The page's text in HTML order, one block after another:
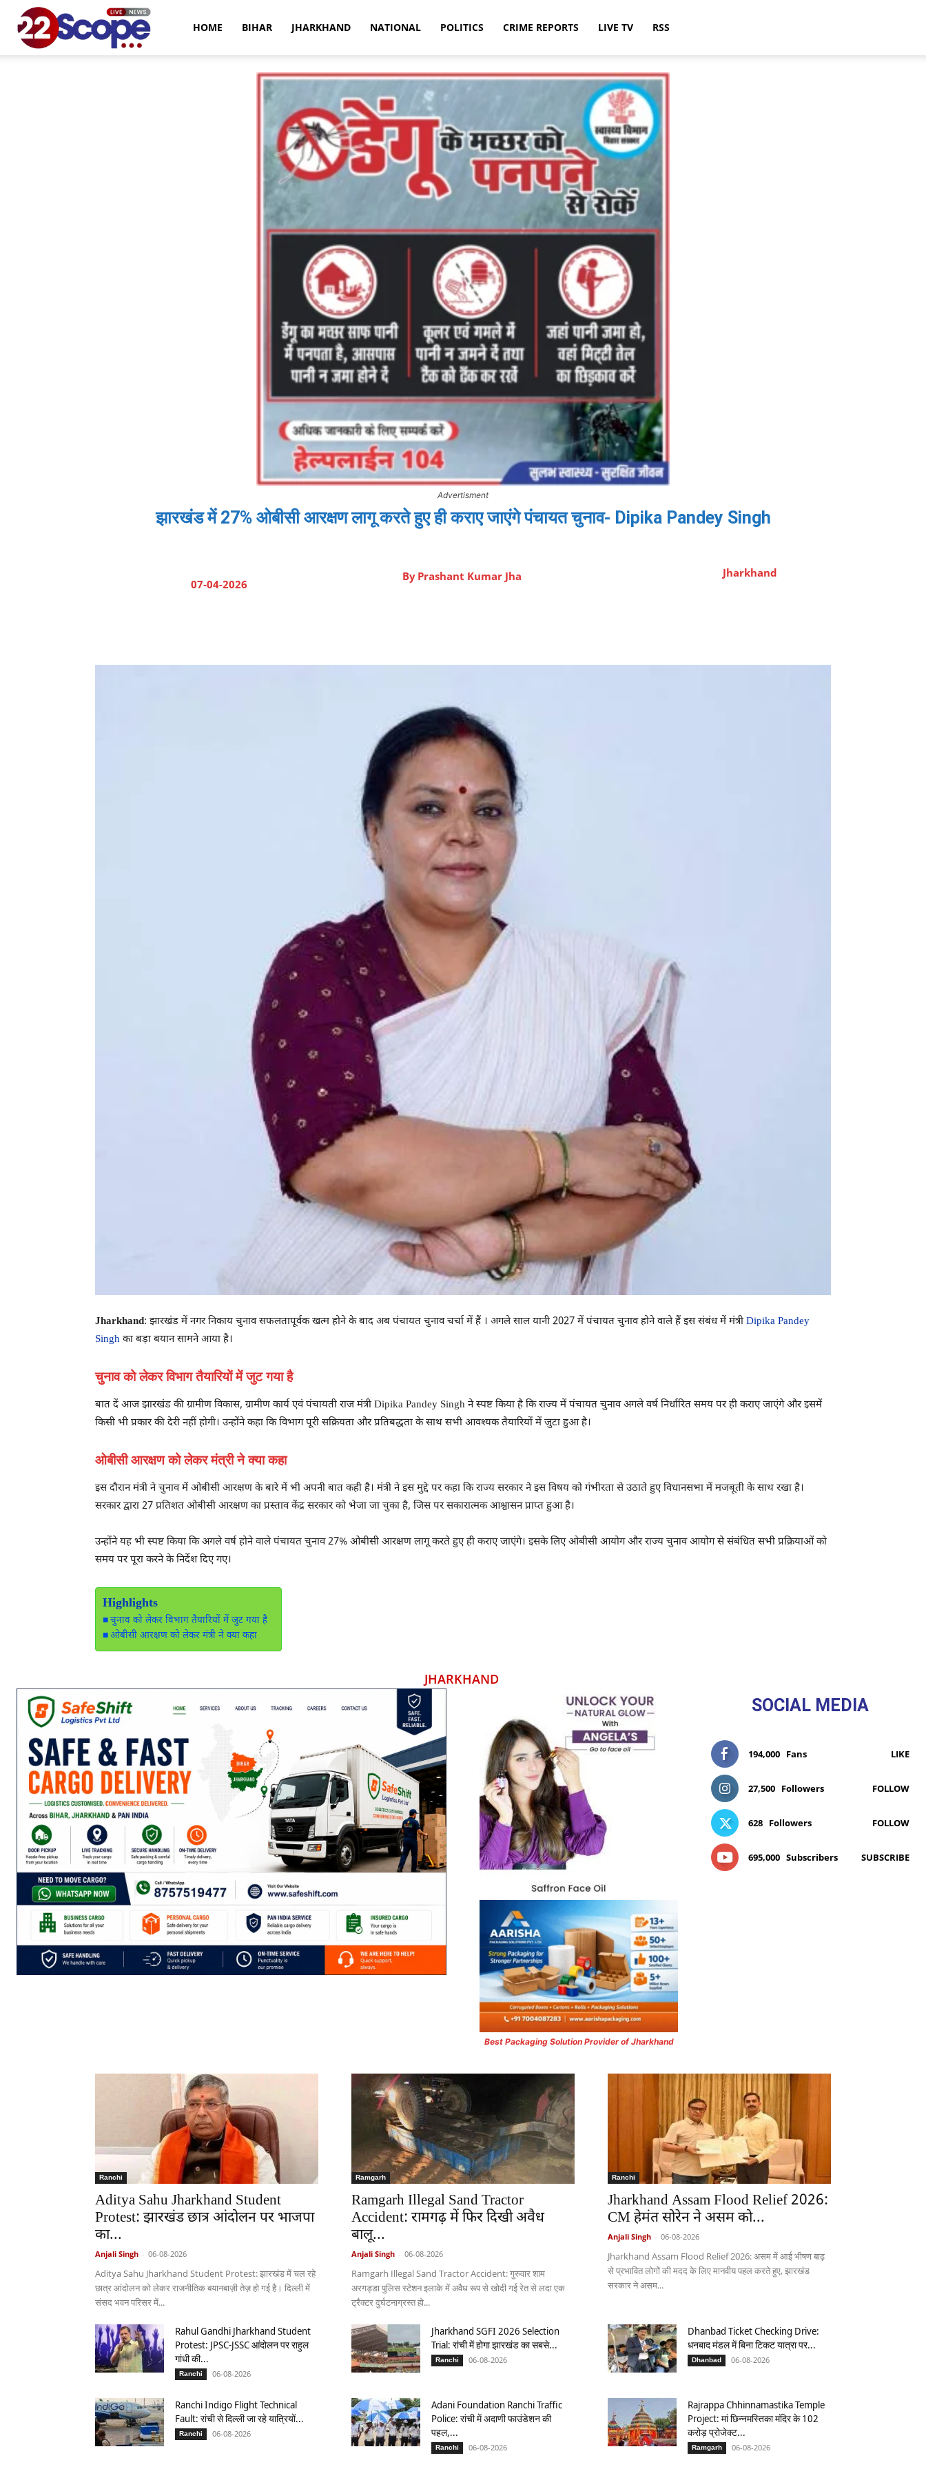
HOME BIHAR JHARKHAND NATIONAL POLITICS CRIME REPORTS LIVE TV RSS
Advertisment
झारखंड में 27% ओबीसी आरक्षण लागू करते हुए ही कराए जाएंगे पंचायत चुनाव- Dipika Pandey Singh
07-04-2026
By Prashant Kumar Jha Jharkhand
Jharkhand: झारखंड में नगर निकाय चुनाव सफलतापूर्वक खत्म होने के बाद अब पंचायत चुनाव चर्चा में हैं । अगले साल यानी 2027 में पंचायत चुनाव होने वाले हैं इस संबंध में मंत्री Dipika Pandey
Singh का बड़ा बयान सामने आया है।
चुनाव को लेकर विभाग तैयारियों में जुट गया है
बात दें आज झारखंड की ग्रामीण विकास, ग्रामीण कार्य एवं पंचायती राज मंत्री Dipika Pandey Singh ने स्पष्ट किया है कि राज्य में पंचायत चुनाव अगले वर्ष निर्धारित समय पर ही कराए जाएंगे और इसमें
किसी भी प्रकार की देरी नहीं होगी। उन्होंने कहा कि विभाग पूरी सक्रियता और प्रतिबद्धता के साथ सभी आवश्यक तैयारियों में जुटा हुआ है।
ओबीसी आरक्षण को लेकर मंत्री ने क्या कहा
इस दौरान मंत्री ने चुनाव में ओबीसी आरक्षण के बारे में भी अपनी बात कही है। मंत्री ने इस मुद्दे पर कहा कि राज्य सरकार ने इस विषय को गंभीरता से उठाते हुए विधानसभा में मजबूती के साथ रखा है।
सरकार द्वारा 27 प्रतिशत ओबीसी आरक्षण का प्रस्ताव केंद्र सरकार को भेजा जा चुका है, जिस पर सकारात्मक आश्वासन प्राप्त हुआ है।
उन्होंने यह भी स्पष्ट किया कि अगले वर्ष होने वाले पंचायत चुनाव 27% ओबीसी आरक्षण लागू करते हुए ही कराए जाएंगे। इसके लिए ओबीसी आयोग और राज्य चुनाव आयोग से संबंधित सभी प्रक्रियाओं को
समय पर पूरा करने के निर्देश दिए गए।
Highlights
चुनाव को लेकर विभाग तैयारियों में जुट गया है
ओबीसी आरक्षण को लेकर मंत्री ने क्या कहा
JHARKHAND
Best Packaging Solution Provider of Jharkhand
SOCIAL MEDIA
194,000 Fans LIKE
27,500 Followers FOLLOW
628 Followers FOLLOW
695,000 Subscribers SUBSCRIBE
Ranchi
Aditya Sahu Jharkhand Student
Protest: झारखंड छात्र आंदोलन पर भाजपा
का...
Anjali Singh - 06-08-2026
Aditya Sahu Jharkhand Student Protest: झारखंड में चल रहे
छात्र आंदोलन को लेकर राजनीतिक बयानबाज़ी तेज़ हो गई है। दिल्ली में
संसद भवन परिसर में...
Ramgarh
Ramgarh Illegal Sand Tractor
Accident: रामगढ़ में फिर दिखी अवैध
बालू...
Anjali Singh - 06-08-2026
Ramgarh Illegal Sand Tractor Accident: गुरुवार शाम
अरगड्डा पुलिस स्टेशन इलाके में अवैध रूप से खोदी गई रेत से लदा एक
ट्रैक्टर दुर्घटनाग्रस्त हो...
Ranchi
Jharkhand Assam Flood Relief 2026:
CM हेमंत सोरेन ने असम को...
Anjali Singh - 06-08-2026
Jharkhand Assam Flood Relief 2026: असम में आई भीषण बाढ़
से प्रभावित लोगों की मदद के लिए मानवीय पहल करते हुए, झारखंड
सरकार ने असम...
Rahul Gandhi Jharkhand Student
Protest: JPSC-JSSC आंदोलन पर राहुल
गांधी की...
Ranchi 06-08-2026
Jharkhand SGFI 2026 Selection
Trial: रांची में होगा झारखंड का सबसे...
Ranchi 06-08-2026
Dhanbad Ticket Checking Drive:
धनबाद मंडल में बिना टिकट यात्रा पर...
Dhanbad 06-08-2026
Ranchi Indigo Flight Technical
Fault: रांची से दिल्ली जा रहे यात्रियों...
Ranchi 06-08-2026
Adani Foundation Ranchi Traffic
Police: रांची में अदाणी फाउंडेशन की
पहल,...
Ranchi 06-08-2026
Rajrappa Chhinnamastika Temple
Project: मां छिन्नमस्तिका मंदिर के 102
करोड़ प्रोजेक्ट...
Ramgarh 06-08-2026